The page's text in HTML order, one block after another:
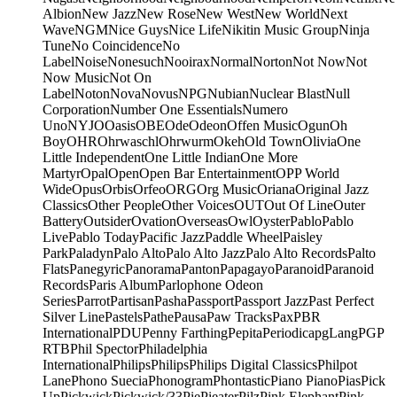
AlbionNew JazzNew RoseNew WestNew WorldNext
WaveNGMNice GuysNice LifeNikitin Music GroupNinja
TuneNo CoincidenceNo
LabelNoiseNonesuchNooiraxNormalNortonNot NowNot
Now MusicNot On
LabelNotonNovaNovusNPGNubianNuclear BlastNull
CorporationNumber One EssentialsNumero
UnoNYJOOasisOBEOdeOdeonOffen MusicOgunOh
BoyOHROhrwaschlOhrwurmOkehOld TownOliviaOne
Little IndependentOne Little IndianOne More
MartyrOpalOpenOpen Bar EntertainmentOPP World
WideOpusOrbisOrfeoORGOrg MusicOrianaOriginal Jazz
ClassicsOther PeopleOther VoicesOUTOut Of LineOuter
BatteryOutsiderOvationOverseasOwlOysterPabloPablo
LivePablo TodayPacific JazzPaddle WheelPaisley
ParkPaladynPalo AltoPalo Alto JazzPalo Alto RecordsPalto
FlatsPanegyricPanoramaPantonPapagayoParanoidParanoid
RecordsParis AlbumParlophone Odeon
SeriesParrotPartisanPashaPassportPassport JazzPast Perfect
Silver LinePastelsPathePausaPaw TracksPaxPBR
InternationalPDUPenny FarthingPepitaPeriodicapgLangPGP
RTBPhil SpectorPhiladelphia
InternationalPhilipsPhilipsPhilips Digital ClassicsPhilpot
LanePhono SueciaPhonogramPhontasticPiano PianoPiasPick